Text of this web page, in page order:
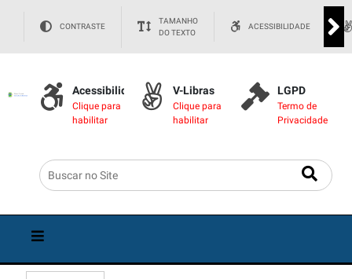
CONTRASTE
TAMANHO
DO TEXTO
ACESSIBILIDADE
Acessibilidade
Clique para
habilitar
V-Libras
Clique para
habilitar
LGPD
Termo de
Privacidade